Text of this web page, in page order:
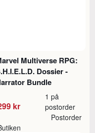
Multiverse RPG:
Dossier -
Bundle
kr
1 på
postorder
Postorder